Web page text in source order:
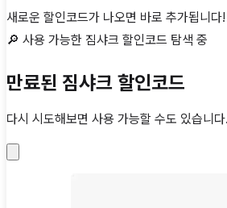
새로운 할인코드가 나오면 바로 추가됩니다!
🔎 사용 가능한 짐샤크 할인코드 탐색 중
만료된 짐샤크 할인코드
다시 시도해보면 사용 가능할 수도 있습니다.